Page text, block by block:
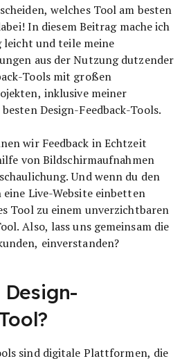
welches Tool am besten
In diesem Beitrag mache ich
leicht und teile meine
aus der Nutzung dutzender
Tools mit großen
inklusive meiner
Design-Feedback-Tools.
wir Feedback in Echtzeit
von Bildschirmaufnahmen
Und wenn du den
eine Live-Website einbetten
Tool zu einem unverzichtbaren
Also, lass uns gemeinsam die
einverstanden?
sind digitale Plattformen, die